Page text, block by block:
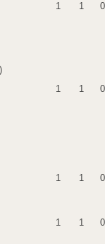
1 1 0
1 1 0
1 1 0
1 1 0